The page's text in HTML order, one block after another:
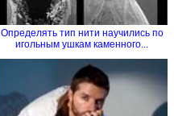
Определять тип нити научились по
игольным ушкам каменного...